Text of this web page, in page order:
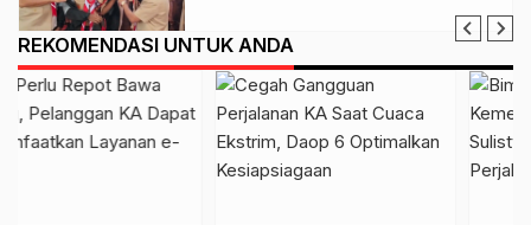
REKOMENDASI UNTUK ANDA